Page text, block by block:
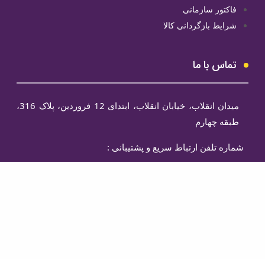
فاکتور سازمانی
شرایط بازگردانی کالا
تماس با ما
میدان انقلاب، خیابان انقلاب، ابتدای 12 فروردین، پلاک 316،
طبقه چهارم
شماره تلفن ارتباط سریع و پشتیبانی :
09368764391